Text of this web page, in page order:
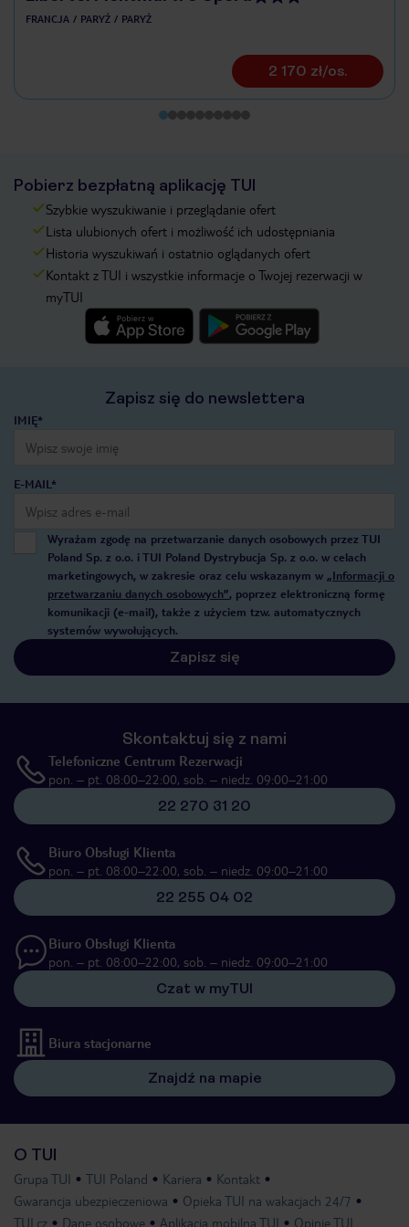
FRANCJA PARYŻ PARYŻ
2 170 zł/os.
Pobierz bezpłatną aplikację TUI
Szybkie wyszukiwanie i przeglądanie ofert
Lista ulubionych ofert i możliwość ich udostępniania
Historia wyszukiwań i ostatnio oglądanych ofert
Kontakt z TUI i wszystkie informacje o Twojej rezerwacji w
myTUI
Zapisz się do newslettera
IMIĘ*
E-MAIL*
Wyrażam zgodę na przetwarzanie danych osobowych przez TUI
Poland Sp. z o.o. i TUI Poland Dystrybucja Sp. z o.o. w celach
marketingowych, w zakresie oraz celu wskazanym w „Informacji o
przetwarzaniu danych osobowych”, poprzez elektroniczną formę
komunikacji (e-mail), także z użyciem tzw. automatycznych
systemów wywołujących.
Zapisz się
Skontaktuj się z nami
Telefoniczne Centrum Rezerwacji
pon. – pt. 08:00–22:00, sob. – niedz. 09:00–21:00
22 270 31 20
Biuro Obsługi Klienta
pon. – pt. 08:00–22:00, sob. – niedz. 09:00–21:00
22 255 04 02
Biuro Obsługi Klienta
pon. – pt. 08:00–22:00, sob. – niedz. 09:00–21:00
Czat w myTUI
Biura stacjonarne
Znajdź na mapie
O TUI
Grupa TUI TUI Poland Kariera
Kontakt
Gwarancja ubezpieczeniowa
Opieka TUI na wakacjach 24/7
TUI.cz
Dane osobowe Aplikacja mobilna TUI Opinie TUI